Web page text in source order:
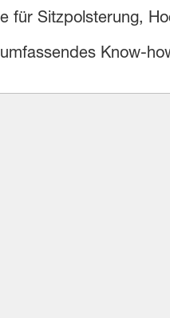
für Sitzpolsterung,
Know-